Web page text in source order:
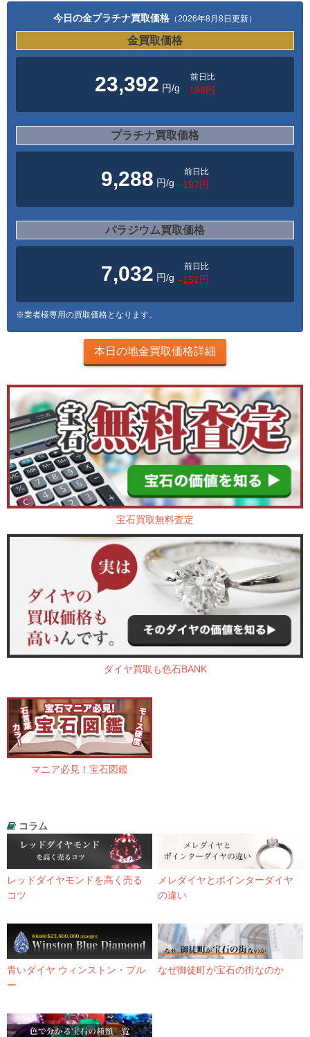
今日の金プラチナ買取価格 （2026年8月8日更新）
金買取価格
23,392 円/g
前日比
-198円
プラチナ買取価格
9,288 円/g
前日比
-187円
パラジウム買取価格
7,032 円/g
前日比
-151円
※業者様専用の買取価格となります。
本日の地金買取価格詳細
宝石買取無料査定
ダイヤ買取も色石BANK
マニア必見！宝石図鑑
コラム
レッドダイヤモンドを高く売る
コツ
メレダイヤとポインターダイヤ
の違い
青いダイヤ ウィンストン・ブル
ー
なぜ御徒町が宝石の街なのか